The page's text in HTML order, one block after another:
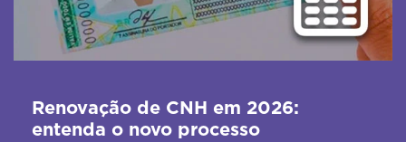
Renovação de CNH em 2026:
entenda o novo processo